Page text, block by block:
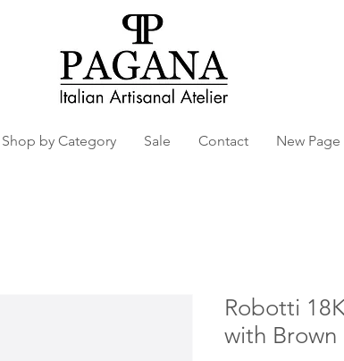
Shop by Category Sale Contact New Page
Robotti
with